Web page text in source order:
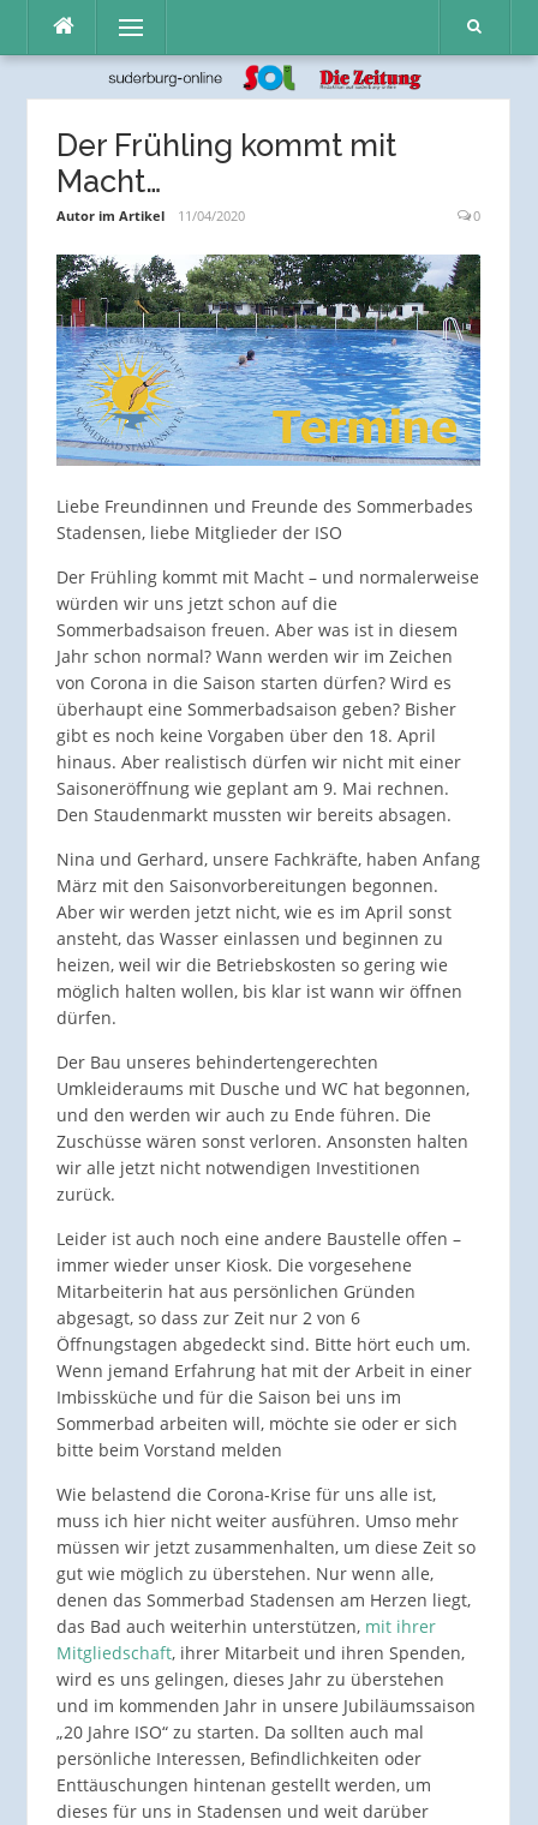
Inhalt
Menü
Der Frühling kommt mit
Macht…
Autor im Artikel 11/04/2020 0
Liebe Freundinnen und Freunde des Sommerbades
Stadensen, liebe Mitglieder der ISO
Der Frühling kommt mit Macht – und normalerweise
würden wir uns jetzt schon auf die
Sommerbadsaison freuen. Aber was ist in diesem
Jahr schon normal? Wann werden wir im Zeichen
von Corona in die Saison starten dürfen? Wird es
überhaupt eine Sommerbadsaison geben? Bisher
gibt es noch keine Vorgaben über den 18. April
hinaus. Aber realistisch dürfen wir nicht mit einer
Saisoneröffnung wie geplant am 9. Mai rechnen.
Den Staudenmarkt mussten wir bereits absagen.
Nina und Gerhard, unsere Fachkräfte, haben Anfang
März mit den Saisonvorbereitungen begonnen.
Aber wir werden jetzt nicht, wie es im April sonst
ansteht, das Wasser einlassen und beginnen zu
heizen, weil wir die Betriebskosten so gering wie
möglich halten wollen, bis klar ist wann wir öffnen
dürfen.
Der Bau unseres behindertengerechten
Umkleideraums mit Dusche und WC hat begonnen,
und den werden wir auch zu Ende führen. Die
Zuschüsse wären sonst verloren. Ansonsten halten
wir alle jetzt nicht notwendigen Investitionen
zurück.
Leider ist auch noch eine andere Baustelle offen –
immer wieder unser Kiosk. Die vorgesehene
Mitarbeiterin hat aus persönlichen Gründen
abgesagt, so dass zur Zeit nur 2 von 6
Öffnungstagen abgedeckt sind. Bitte hört euch um.
Wenn jemand Erfahrung hat mit der Arbeit in einer
Imbissküche und für die Saison bei uns im
Sommerbad arbeiten will, möchte sie oder er sich
bitte beim Vorstand melden
Wie belastend die Corona-Krise für uns alle ist,
muss ich hier nicht weiter ausführen. Umso mehr
müssen wir jetzt zusammenhalten, um diese Zeit so
gut wie möglich zu überstehen. Nur wenn alle,
denen das Sommerbad Stadensen am Herzen liegt,
das Bad auch weiterhin unterstützen, mit ihrer
Mitgliedschaft, ihrer Mitarbeit und ihren Spenden,
wird es uns gelingen, dieses Jahr zu überstehen
und im kommenden Jahr in unsere Jubiläumssaison
„20 Jahre ISO“ zu starten. Da sollten auch mal
persönliche Interessen, Befindlichkeiten oder
Enttäuschungen hintenan gestellt werden, um
dieses für uns in Stadensen und weit darüber